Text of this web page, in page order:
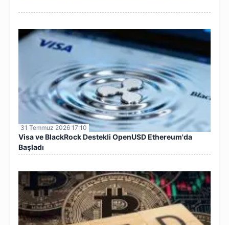
31 Temmuz 2026 17:10
Visa ve BlackRock Destekli OpenUSD Ethereum'da
Başladı